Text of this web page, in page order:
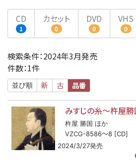
CD
1
カセット
0
DVD
0
VHS
0
検索条件：2024年3月発売
件数：1件
並び順 新 古 品番
みすじの糸～杵屋勝
杵屋 勝国 ほか
VZCG-8586〜8 [CD]
2024/3/27発売